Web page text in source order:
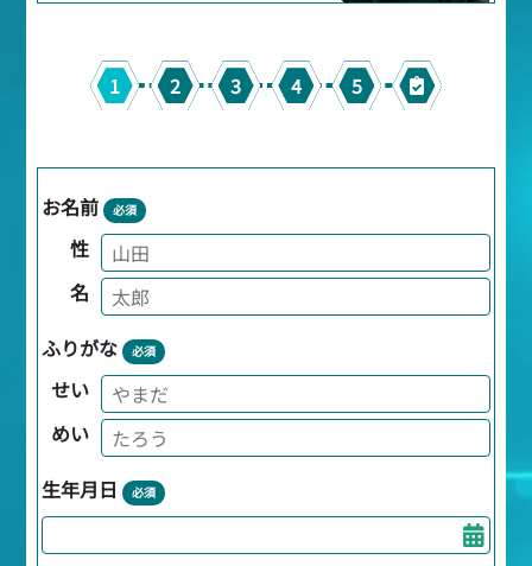
1 2 3 4 5
お名前 必須
性
名
ふりがな 必須
せい
めい
生年月日 必須